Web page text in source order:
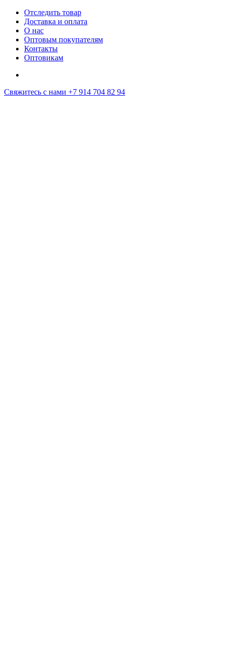
Отследить товар
Доставка и оплата
О нас
Оптовым покупателям
Контакты
Оптовикам
Свяжитесь с нами +7 914 704 82 94